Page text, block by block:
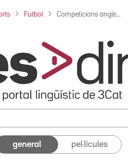
Futbol Competicions angle...
general pel·lícules